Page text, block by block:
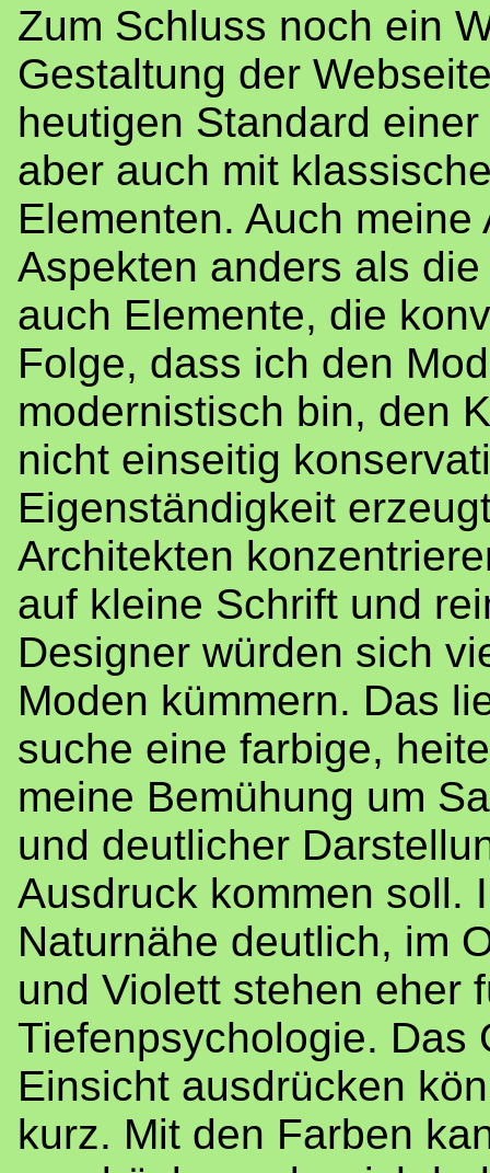
Zum Schluss noch ein
Gestaltung der
heutigen Standard
aber auch mit
Elementen. Auch
Aspekten anders als
auch Elemente, die
Folge, dass ich den
modernistisch bin, den
nicht einseitig
Eigenständigkeit
Architekten
auf kleine Schrift und
Designer würden sich
Moden kümmern. Das
suche eine farbige,
meine Bemühung um
und deutlicher
Ausdruck kommen soll.
Naturnähe deutlich, im
und Violett stehen eher
Tiefenpsychologie. Das
Einsicht ausdrücken
kurz. Mit den Farben